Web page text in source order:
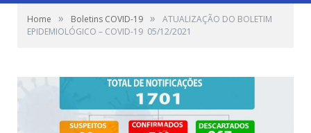
Home » Boletins COVID-19 »
ATUALIZAÇÃO DO BOLETIM
EPIDEMIOLÓGICO – COVID-19 05/12/2021